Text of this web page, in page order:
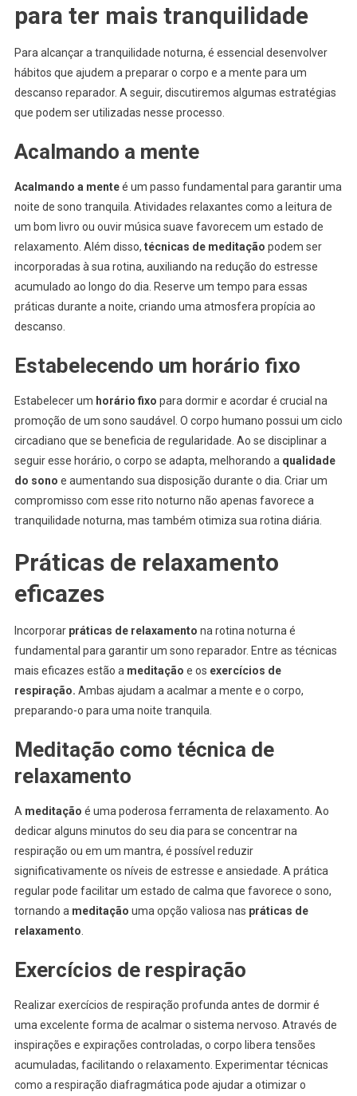
para ter mais tranquilidade
Para alcançar a tranquilidade noturna, é essencial desenvolver
hábitos que ajudem a preparar o corpo e a mente para um
descanso reparador. A seguir, discutiremos algumas estratégias
que podem ser utilizadas nesse processo.
Acalmando a mente
Acalmando a menteé um passo fundamental para garantir uma
noite de sono tranquila. Atividades relaxantes como a leitura de
um bom livro ou ouvir música suave favorecem um estado de
relaxamento. Além disso, técnicas de meditação podem ser
incorporadas à sua rotina, auxiliando na redução do estresse
acumulado ao longo do dia. Reserve um tempo para essas
práticas durante a noite, criando uma atmosfera propícia ao
descanso.
Estabelecendo um horário fixo
Estabelecer um horário fixo para dormir e acordar é crucial na
promoção de um sono saudável. O corpo humano possui um ciclo
circadiano que se beneficia de regularidade. Ao se disciplinar a
seguir esse horário, o corpo se adapta, melhorando a qualidade
do sono e aumentando sua disposição durante o dia. Criar um
compromisso com esse rito noturno não apenas favorece a
tranquilidade noturna, mas também otimiza sua rotina diária.
Práticas de relaxamento
eficazes
Incorporar práticas de relaxamento na rotina noturna é
fundamental para garantir um sono reparador. Entre as técnicas
mais eficazes estão a meditação e os exercícios de
respiração. Ambas ajudam a acalmar a mente e o corpo,
preparando-o para uma noite tranquila.
Meditação como técnica de
relaxamento
A meditação é uma poderosa ferramenta de relaxamento. Ao
dedicar alguns minutos do seu dia para se concentrar na
respiração ou em um mantra, é possível reduzir
significativamente os níveis de estresse e ansiedade. A prática
regular pode facilitar um estado de calma que favorece o sono,
tornando a meditação uma opção valiosa nas práticas de
relaxamento.
Exercícios de respiração
Realizar exercícios de respiração profunda antes de dormir é
uma excelente forma de acalmar o sistema nervoso. Através de
inspirações e expirações controladas, o corpo libera tensões
acumuladas, facilitando o relaxamento. Experimentar técnicas
como a respiração diafragmática pode ajudar a otimizar o